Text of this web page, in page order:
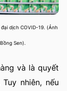
dịch COVID-19. (Ảnh
Sen).
và là quyết
nhiên, nếu